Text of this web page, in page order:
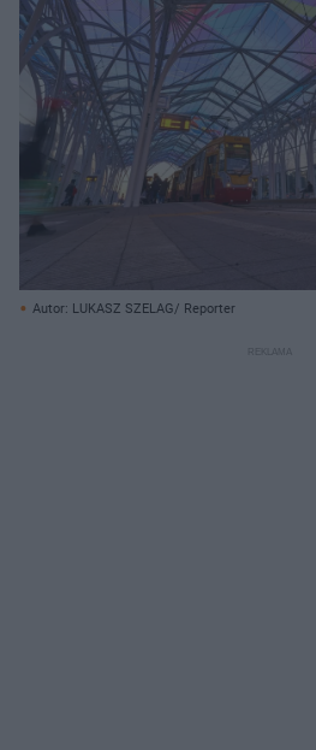
Autor: LUKASZ SZELAG/ Reporter